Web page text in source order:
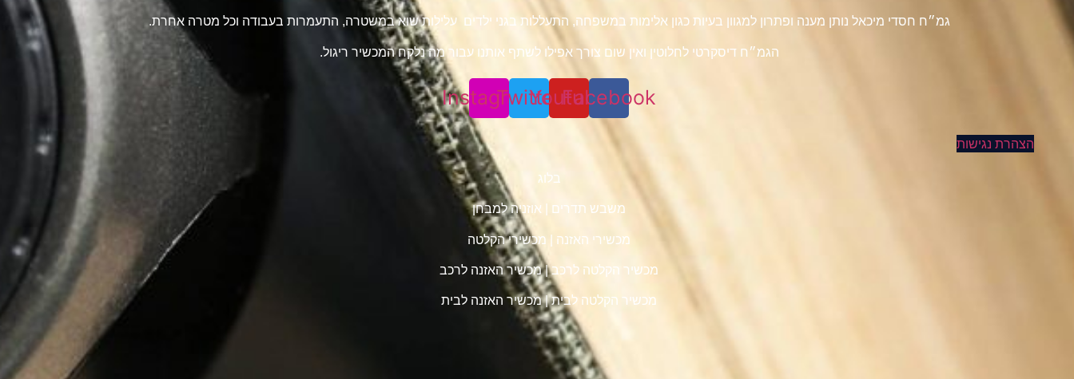
גמ״ח חסדי מיכאל נותן מענה ופתרון למגוון בעיות כגון אלימות במשפחה, התעללות בגני ילדים עלילות שוא במשטרה, התעמרות בעבודה וכל מטרה אחרת.
הגמ״ח דיסקרטי לחלוטין ואין שום צורך אפילו לשתף אותנו עבור מה נלקח המכשיר ריגול.
Facebook
Youtube
Twitter
Instagram
הצהרת נגישות
בלוג
משבש תדרים אוזניה למבחן
מכשירי האזנה מכשירי הקלטה
מכשיר הקלטה לרכב|מכשיר האזנה לרכב
מכשיר הקלטה לבית|מכשיר האזנה לבית